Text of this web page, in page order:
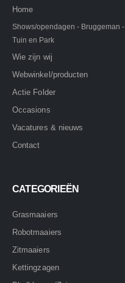
Home
Shows/opendagen - Bruggeman -
Tuin en Park
Wie zijn wij
Webwinkel/producten
Actie Folder
Occasions
Vacatures & nieuws
Contact
CATEGORIEËN
Grasmaaiers
Robotmaaiers
Zitmaaiers
Kettingzagen